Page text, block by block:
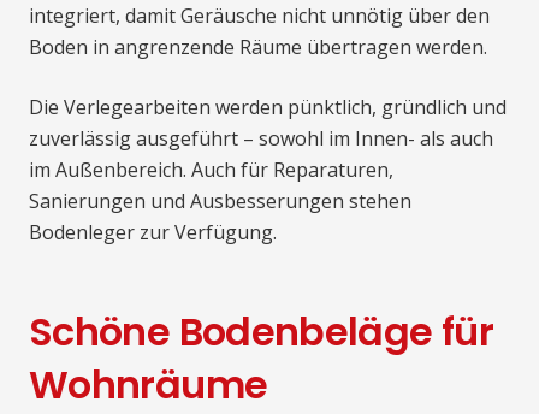
integriert, damit Geräusche nicht unnötig über den
Boden in angrenzende Räume übertragen werden.
Die Verlegearbeiten werden pünktlich, gründlich und
zuverlässig ausgeführt – sowohl im Innen- als auch
im Außenbereich. Auch für Reparaturen,
Sanierungen und Ausbesserungen stehen
Bodenleger zur Verfügung.
Schöne Bodenbeläge für
Wohnräume